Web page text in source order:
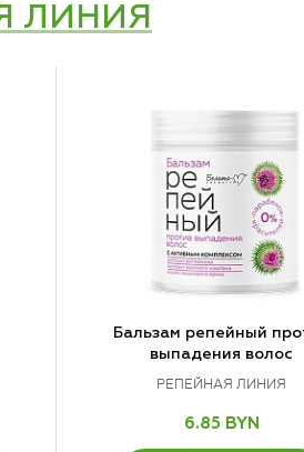
ЛИНИЯ
Бальзам репейный
выпадения волос
РЕПЕЙНАЯ ЛИНИЯ
6.85 BYN